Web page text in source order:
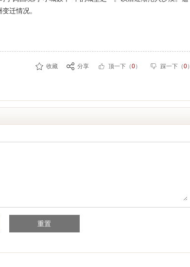
迁情况。
收藏 分享 顶一下（0） 踩一下（0）
重置